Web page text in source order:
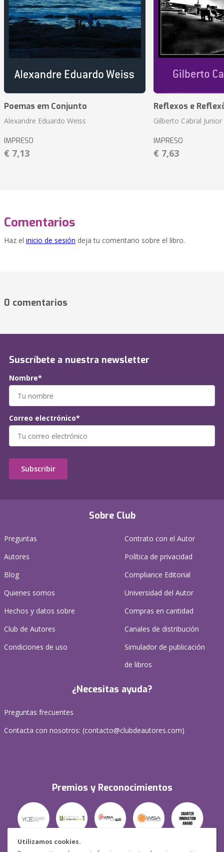
Utilizamos cookies.
Poemas em Conjunto
Alexandre Eduardo Weiss
IMPRESO
€ 7,13
Reflexos e
Gilberto Cabral Junior
IMPRESO
€ 7,63
Comentarios
Haz el inicio de sesión deja tu comentario sobre el libro.
0 comentarios
Sobre Club
Preguntas
Autores
Blog
Quienes somos
Hechos y datos sobre
Club de Autores
Condiciones de uso
Contrato con el Autor
Política de privacidad
Compliance Editorial
Universidad del Autor
Compras en cantidad
Canales de distribución
Simulador de publicación
de libros
¿Necesitas ayuda?
Preguntas frecuentes
Contacta con nosotros: (contacto@clubdeautores.com)
Premios y Reconocimientos
Suscríbete a nuestra newsletter
Nombre*
Correo electrónico*
Subscribir